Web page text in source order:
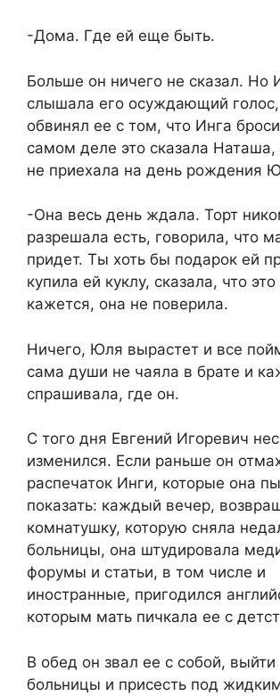
-Дома. Где ей еще быть.
Больше он ничего не сказал. Но
слышала его осуждающий
обвинял ее с том, что Инга
самом деле это сказала Наташа,
не приехала на день рождения
-Она весь день ждала. Торт
разрешала есть, говорила, что
придет. Ты хоть бы подарок ей
купила ей куклу, сказала, что
кажется, она не поверила.
Ничего, Юля вырастет и все
сама души не чаяла в брате и
спрашивала, где он.
С того дня Евгений Игоревич
изменился. Если раньше он
распечаток Инги, которые она
показать: каждый вечер,
комнатушку, которую сняла
больницы, она штудировала
форумы и статьи, в том числе и
иностранные, пригодился
которым мать пичкала ее с
В обед он звал ее с собой,
больницы и присесть под